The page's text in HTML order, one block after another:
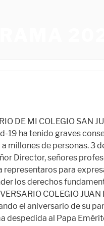
del presidente de la Generalitat, Ximo Puig, sobre este tema siempre ha sido más suave, lo que ha dejado a Oltra en una posición más beligerante en este aspecto. Siento un especial privilegio de presidir una Prestamos un apoyo permanente a muchas otras comunidades obligadas a huir de sus países, como los refugiados venezolanos en Colombia y los refugiados rohinyá en Tailandia. Cada año se distribuyen más de 5,5 millones de almuerzos y, ante la inminente crisis alimentaria mundial, de enormes proporciones, hacemos todo lo posible por aumentar el alcance de nuestra acción tanto en las ciudades más pobladas como en las zonas más remotas. Crecimos con noticias como la del fin de ETA, empezamos a caminar con la victoria de Obama, dejamos atrás la infancia con el movimiento 15M", declara Ana Rosa mirando a cámara. El 21 de octubre de 1924 la muerte inesperada del gran Camilo Williams, azotó al pueblo de Mixcoac con rachas de dolor. WebSoutien Culture Ukraine: le ministère de la Culture se mobilise France Relance : Redynamiser notre modèle culturel Si somos capaces de aliviar el sufrimiento y mejorar las condiciones de vida de tantas personas en todo el mundo, es gracias a la dedicación de nuestros miembros, trabajadores, voluntarios y